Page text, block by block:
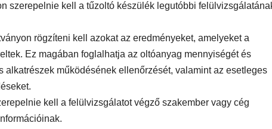
szerepelnie kell a tűzoltó készülék legutóbbi
rögzíteni kell azokat az eredményeket, amelyeket a
Ez magában foglalhatja az oltóanyag mennyiségét és
alkatrészek működésének ellenőrzését, valamint az esetleges
kell a felülvizsgálatot végző szakember vagy cég